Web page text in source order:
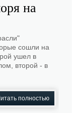
на
сошли на
ушел в
второй - в
полностью